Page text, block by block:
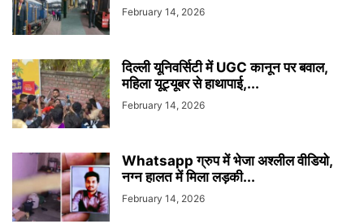
February 14, 2026
दिल्ली यूनिवर्सिटी में UGC कानून पर बवाल,
महिला यूट्यूबर से हाथापाई,...
February 14, 2026
Whatsapp ग्रुप में भेजा अश्लील वीडियो,
नग्न हालत में मिला लड़की...
February 14, 2026